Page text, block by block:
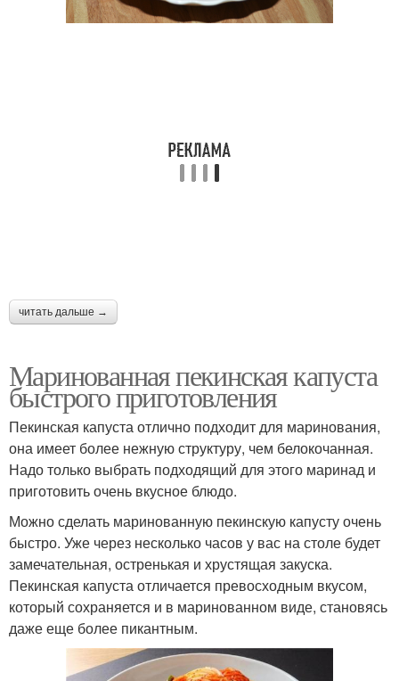
читать дальше →
Маринованная пекинская капуста
быстрого приготовления
Пекинская капуста отлично подходит для маринования,
она имеет более нежную структуру, чем белокочанная.
Надо только выбрать подходящий для этого маринад и
приготовить очень вкусное блюдо.
Можно сделать маринованную пекинскую капусту очень
быстро. Уже через несколько часов у вас на столе будет
замечательная, остренькая и хрустящая закуска.
Пекинская капуста отличается превосходным вкусом,
который сохраняется и в маринованном виде, становясь
даже еще более пикантным.